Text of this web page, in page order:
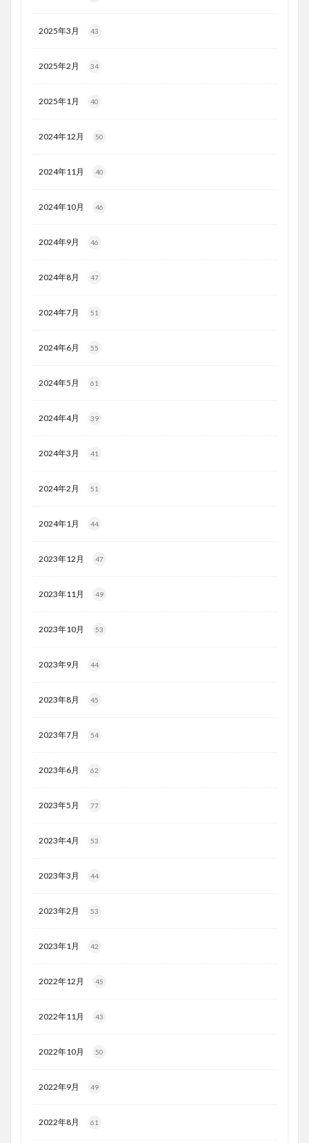
2025年3月 43
2025年2月 34
2025年1月 40
2024年12月 50
2024年11月 40
2024年10月 46
2024年9月 46
2024年8月 47
2024年7月 51
2024年6月 55
2024年5月 61
2024年4月 39
2024年3月 41
2024年2月 51
2024年1月 44
2023年12月 47
2023年11月 49
2023年10月 53
2023年9月 44
2023年8月 45
2023年7月 54
2023年6月 62
2023年5月 77
2023年4月 53
2023年3月 44
2023年2月 53
2023年1月 42
2022年12月 45
2022年11月 43
2022年10月 50
2022年9月 49
2022年8月 61